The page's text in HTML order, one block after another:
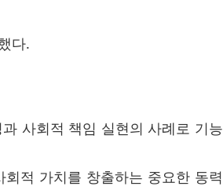
다.
사회적 책임 실현의 사례로 기능
적 가치를 창출하는 중요한 동력